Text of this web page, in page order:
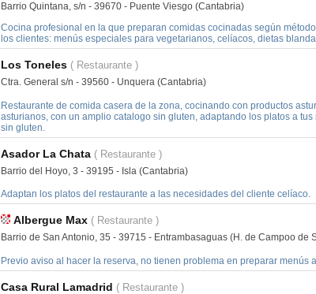
Barrio Quintana, s/n - 39670 - Puente Viesgo (Cantabria)
Cocina profesional en la que preparan comidas cocinadas según
los clientes: menús especiales para vegetarianos, celíacos, dietas
Los Toneles ( Restaurante )
Ctra. General s/n - 39560 - Unquera (Cantabria)
Restaurante de comida casera de la zona, cocinando con productos
asturianos, con un amplio catalogo sin gluten, adaptando los platos a
sin gluten.
Asador La Chata ( Restaurante )
Barrio del Hoyo, 3 - 39195 - Isla (Cantabria)
Adaptan los platos del restaurante a las necesidades del cliente celíaco.
Albergue Max ( Restaurante )
Barrio de San Antonio, 35 - 39715 - Entrambasaguas (H. de Campoo de
Previo aviso al hacer la reserva, no tienen problema en preparar menús
Casa Rural Lamadrid ( Restaurante )